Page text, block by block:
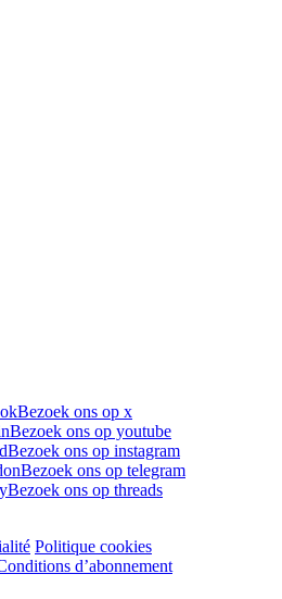
Bezoek ons op x
Bezoek ons op youtube
Bezoek ons op instagram
Bezoek ons op telegram
Bezoek ons op threads
Politique cookies
d’abonnement